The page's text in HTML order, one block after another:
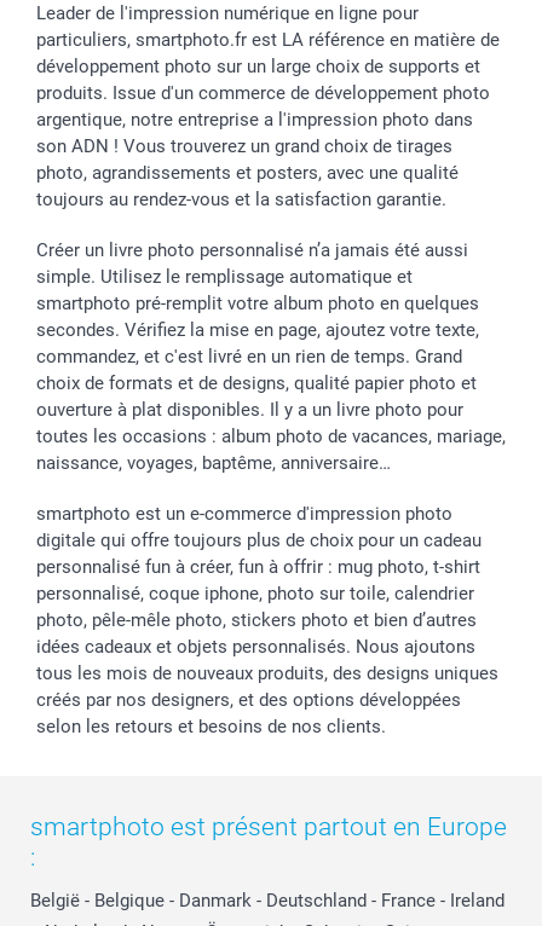
Leader de l'impression numérique en ligne pour
particuliers, smartphoto.fr est LA référence en matière de
développement photo sur un large choix de supports et
produits. Issue d'un commerce de développement photo
argentique, notre entreprise a l'impression photo dans
son ADN ! Vous trouverez un grand choix de tirages
photo, agrandissements et posters, avec une qualité
toujours au rendez-vous et la satisfaction garantie.
Créer un livre photo personnalisé n’a jamais été aussi
simple. Utilisez le remplissage automatique et
smartphoto pré-remplit votre album photo en quelques
secondes. Vérifiez la mise en page, ajoutez votre texte,
commandez, et c'est livré en un rien de temps. Grand
choix de formats et de designs, qualité papier photo et
ouverture à plat disponibles. Il y a un livre photo pour
toutes les occasions : album photo de vacances, mariage,
naissance, voyages, baptême, anniversaire…
smartphoto est un e-commerce d'impression photo
digitale qui offre toujours plus de choix pour un cadeau
personnalisé fun à créer, fun à offrir : mug photo, t-shirt
personnalisé, coque iphone, photo sur toile, calendrier
photo, pêle-mêle photo, stickers photo et bien d’autres
idées cadeaux et objets personnalisés. Nous ajoutons
tous les mois de nouveaux produits, des designs uniques
créés par nos designers, et des options développées
selon les retours et besoins de nos clients.
smartphoto est présent partout en Europe
:
België - Belgique - Danmark - Deutschland - France - Ireland